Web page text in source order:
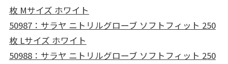
枚 Mサイズ ホワイト
50987：サラヤ ニトリルグローブ ソフトフィット 250
枚 Lサイズ ホワイト
50988：サラヤ ニトリルグローブ ソフトフィット 250